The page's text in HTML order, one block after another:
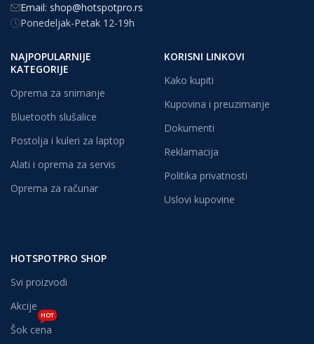
Email: shop@hotspotpro.rs
Ponedeljak-Petak 12-19h
NAJPOPULARNIJE
KATEGORIJE
Oprema za snimanje
Bluetooth slušalice
Postolja i kuleri za laptop
Alati i oprema za servis
Oprema za računar
KORISNI LINKOVI
Kako kupiti
Kupovina i preuzimanje
Dokumenti
Reklamacija
Politika privatnosti
Uslovi kupovine
HOTSPOTPRO SHOP
Svi proizvodi
Akcije
Šok cena
HOT